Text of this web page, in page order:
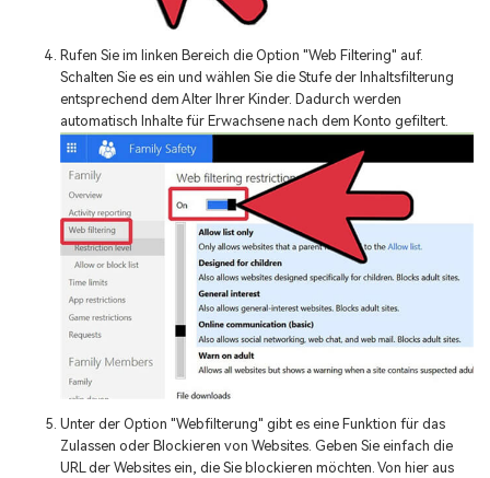
Rufen Sie im linken Bereich die Option "Web Filtering" auf.
Schalten Sie es ein und wählen Sie die Stufe der Inhaltsfilterung
entsprechend dem Alter Ihrer Kinder. Dadurch werden
automatisch Inhalte für Erwachsene nach dem Konto gefiltert.
Unter der Option "Webfilterung" gibt es eine Funktion für das
Zulassen oder Blockieren von Websites. Geben Sie einfach die
URL der Websites ein, die Sie blockieren möchten. Von hier aus